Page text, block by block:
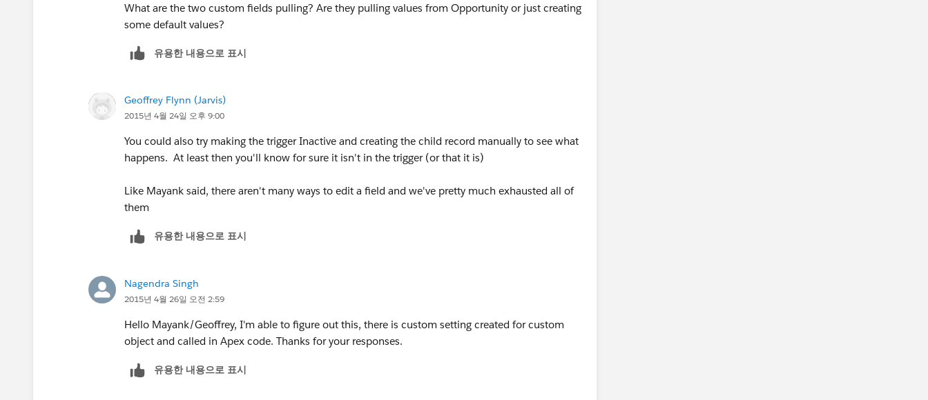
What are the two custom fields pulling? Are they pulling values from Opportunity or just creating
some default values?
유용한 내용으로 표시
Geoffrey Flynn (Jarvis)
2015년 4월 24일 오후 9:00
You could also try making the trigger Inactive and creating the child record manually to see what
happens. At least then you'll know for sure it isn't in the trigger (or that it is)
Like Mayank said, there aren't many ways to edit a field and we've pretty much exhausted all of
them
유용한 내용으로 표시
Nagendra Singh
2015년 4월 26일 오전 2:59
Hello Mayank/Geoffrey, I'm able to figure out this, there is custom setting created for custom
object and called in Apex code. Thanks for your responses.
유용한 내용으로 표시